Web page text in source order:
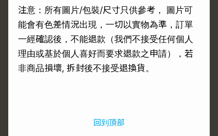
注意：所有圖片/包裝/尺寸只供參考， 圖片可
能會有色差情況出現，一切以實物為準，訂單
一經確認後，不能退款（我們不接受任何個人
理由或基於個人喜好而要求退款之申請），若
非商品損壞, 拆封後不接受退換貨。
回到頂部